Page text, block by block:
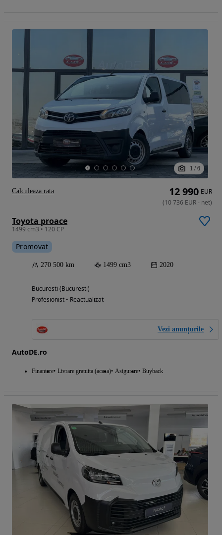
1 / 6
Toyota proace
1499 cm3 • 120 CP
Promovat
270 500 km 1499 cm3 2020
Bucuresti (Bucuresti)
Profesionist • Reactualizat
Vezi anunțurile
AutoDE.ro
Finantare Livrare gratuita (acasa) Asigurare Buyback
12 990 EUR
(10 736 EUR- net)
Calculeaza rata